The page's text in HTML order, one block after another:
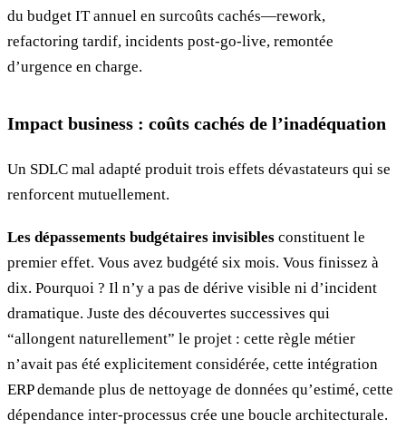
du budget IT annuel en surcoûts cachés—rework,
refactoring tardif, incidents post-go-live, remontée
d’urgence en charge.
Impact business : coûts cachés de l’inadéquation
Un SDLC mal adapté produit trois effets dévastateurs qui se
renforcent mutuellement.
Les dépassements budgétaires invisibles constituent le
premier effet. Vous avez budgété six mois. Vous finissez à
dix. Pourquoi ? Il n’y a pas de dérive visible ni d’incident
dramatique. Juste des découvertes successives qui
“allongent naturellement” le projet : cette règle métier
n’avait pas été explicitement considérée, cette intégration
ERP demande plus de nettoyage de données qu’estimé, cette
dépendance inter-processus crée une boucle architecturale.